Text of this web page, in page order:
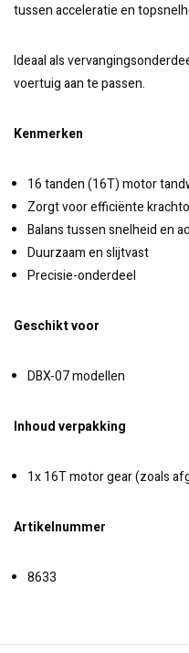
tussen acceleratie en
Ideaal als
voertuig aan te passen.
Kenmerken
16 tanden (16T) motor
Zorgt voor efficiënte
Balans tussen snelheid en
Duurzaam en slijtvast
Precisie-onderdeel
Geschikt voor
DBX-07 modellen
Inhoud verpakking
1x 16T motor gear (zoals
Artikelnummer
8633